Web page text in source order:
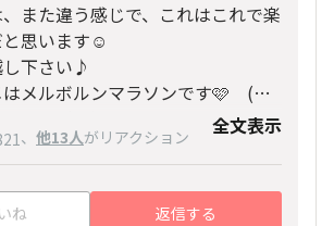
また違う感じで、これはこれで楽
と思います☺️
下さい♪
メルボルンマラソンです🩷 (ま
ですが😅)
ポンサーなんですよ！
🩷
のですが、finishersが楽しみです
、 他13人がリアクション 全文表示
ね 返信する